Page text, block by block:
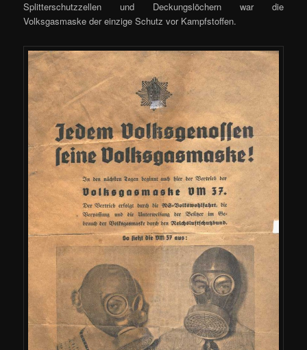
Splitterschutzzellen und Deckungslöchern war die
Volksgasmaske der einzige Schutz vor Kampfstoffen.